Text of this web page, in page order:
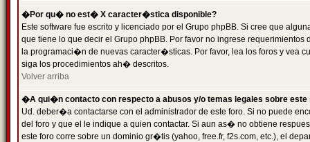
�Por qu� no est� X caracter�stica disponible?
Este software fue escrito y licenciado por el Grupo phpBB. Si cree que
que tiene lo que decir el Grupo phpBB. Por favor no ingrese
la programaci�n de nuevas caracter�sticas. Por favor, lea los foros y vea
siga los procedimientos ah� descritos.
Volver arriba
�A qui�n contacto con respecto a abusos y/o temas legales sobre este
Ud. deber�a contactarse con el administrador de este foro. Si no puede
del foro y que el le indique a quien contactar. Si aun as� no obtiene
este foro corre sobre un dominio gr�tis (yahoo, free.fr, f2s.com, etc.), el